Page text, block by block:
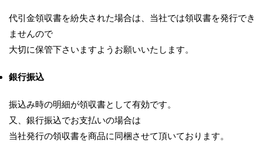
代引金領収書を紛失された場合は、当社では領収書を発行でき
ませんので
大切に保管下さいますようお願いいたします。
銀行振込
振込み時の明細が領収書として有効です。
又、銀行振込でお支払いの場合は
当社発行の領収書を商品に同梱させて頂いております。